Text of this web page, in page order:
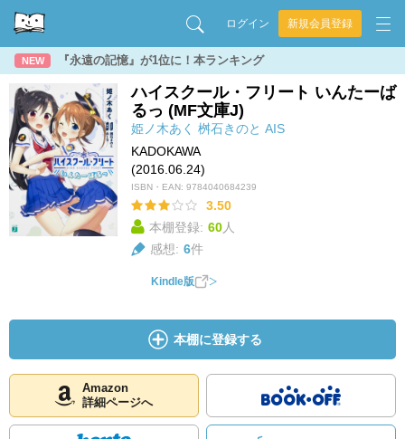
ログイン 新規会員登録
NEW 『永遠の記憶』が1位に！本ランキング
ハイスクール・フリート いんたーば
るっ (MF文庫J)
姫ノ木あく 桝石きのと AIS
KADOKAWA
(2016.06.24)
ISBN・EAN: 9784040684239
3.50
本棚登録: 60人
感想: 6件
Kindle版
本棚に登録する
Amazon
詳細ページへ